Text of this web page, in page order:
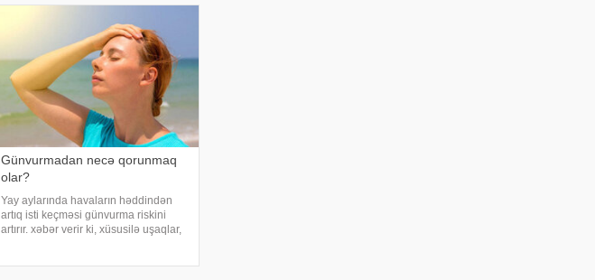
Günvurmadan necə qorunmaq
olar?
Yay aylarında havaların həddindən
artıq isti keçməsi günvurma riskini
artırır. xəbər verir ki, xüsusilə uşaqlar,